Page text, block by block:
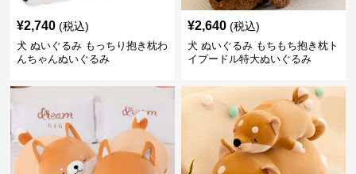
¥2,740 (税込)
犬 ぬいぐるみ もっちり抱き枕わ
んちゃんぬいぐるみ
¥2,640 (税込)
犬 ぬいぐるみ もちもち抱き枕ト
イプードル特大ぬいぐるみ